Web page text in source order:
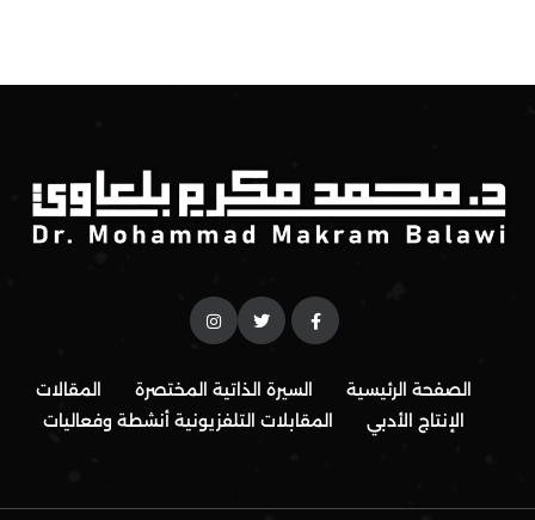
الصفحة الرئيسية السيرة الذاتية المختصرة
المقالات
الإنتاج الأدبي
المقابلات التلفزيونية أنشطة وفعاليات